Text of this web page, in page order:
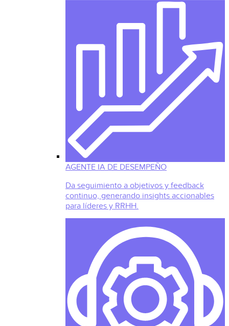
AGENTE IA DE DESEMPEÑO
Da seguimiento a objetivos y feedback
continuo, generando insights accionables
para líderes y RRHH.